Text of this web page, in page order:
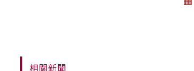
相關新聞